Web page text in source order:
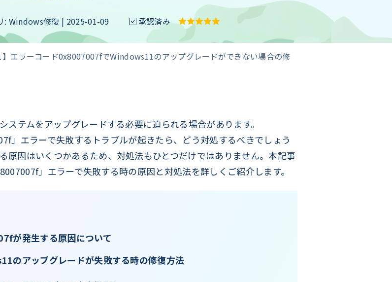
PassFab for ISO
iSOをUSB/CD/DVDに書き込む
Windows10 再 起動 終わら ない
パソコン 黒い 画面 白い 文字
即座に解除
除ツール
Android パスワード 忘れた
iPhoneのバックアップのロックを解除す
る
回復 最高の zip パスワード回復ツール
Product key Recovery
プライバシーの侵害なくプロダクトキーを取得
RAR 解凍 Windows10YouTubeガイド
サブスクリプション更新
: Windows修復 | 2025-01-09 承認済み
】エラーコード0x8007007fでWindows11のアップグレードができない場合の修
テムをアップグレードする必要に迫られる場合があります。
」エラーで失敗するトラブルが起きたら、どう対処するべきでしょう
原因はいくつかあるため、対処法もひとつだけではありません。本記事
」エラーで失敗する時の原因と対処法を詳しくご紹介します。
が発生する原因について
のアップグレードが失敗する時の修復方法